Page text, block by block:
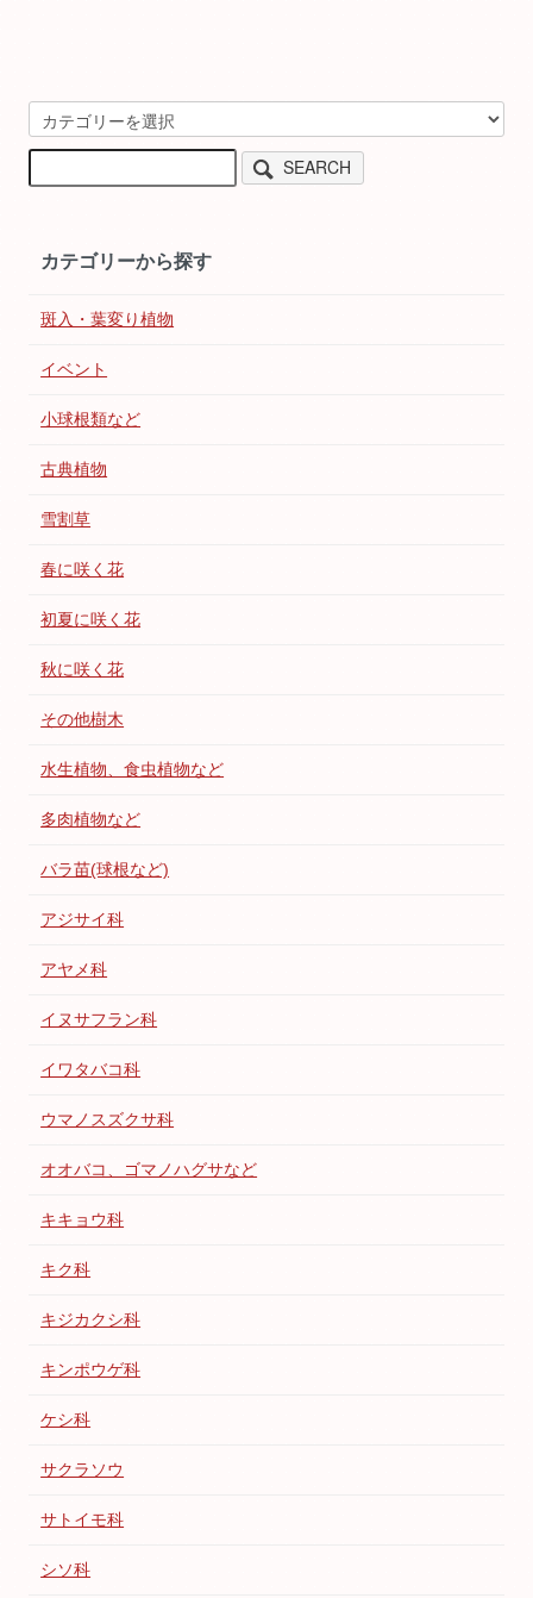
SEARCH
カテゴリーから探す
斑入・葉変り植物
イベント
小球根類など
古典植物
雪割草
春に咲く花
初夏に咲く花
秋に咲く花
その他樹木
水生植物、食虫植物など
多肉植物など
バラ苗(球根など)
アジサイ科
アヤメ科
イヌサフラン科
イワタバコ科
ウマノスズクサ科
オオバコ、ゴマノハグサなど
キキョウ科
キク科
キジカクシ科
キンポウゲ科
ケシ科
サクラソウ
サトイモ科
シソ科